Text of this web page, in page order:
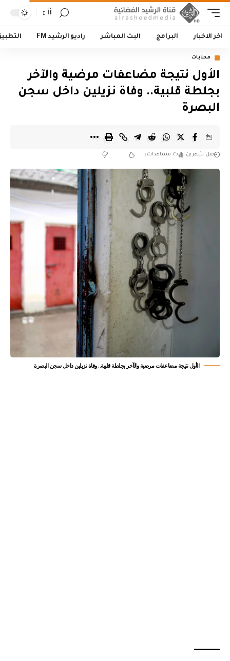
أأ
اخر الاخبار البرامج البث المباشر راديو الرشيد FM
محليات
الأول نتيجة مضاعفات مرضية والآخر
بجلطة قلبية.. وفاة نزيلين داخل سجن
البصرة
قبل شهرين 75 مشاهدات
الأول نتيجة مضاعفات مرضية والآخر بجلطة قلبية.. وفاة نزيلين داخل سجن البصرة